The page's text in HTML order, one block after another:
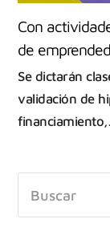
Con
de
Se dictarán
validación de